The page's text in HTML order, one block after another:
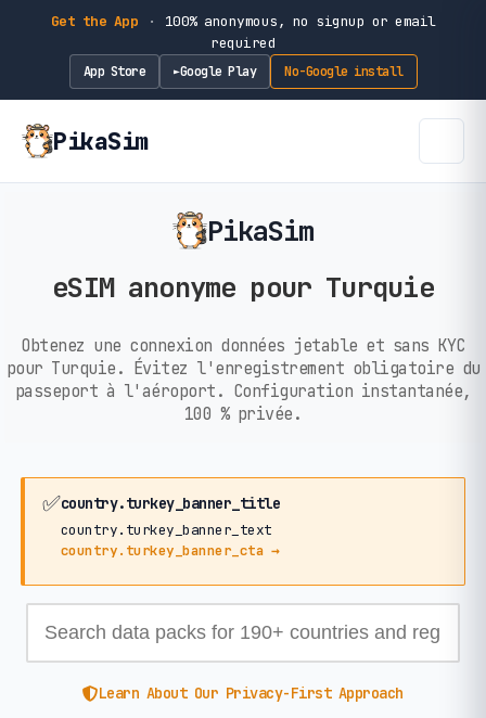
Get the App ·
100% anonymous, no signup or email
required
App Store ►Google Play No-Google install
PikaSim
PikaSim
eSIM anonyme pour Turquie
Obtenez une connexion données jetable et sans KYC
pour Turquie. Évitez l'enregistrement obligatoire du
passeport à l'aéroport. Configuration instantanée,
100 % privée.
✅country.turkey_banner_title
country.turkey_banner_text
country.turkey_banner_cta →
Learn About Our Privacy-First Approach